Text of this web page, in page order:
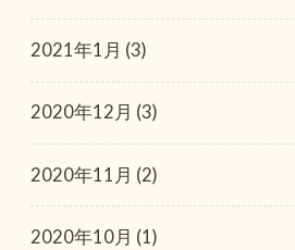
2021年1月 (3)
2020年12月 (3)
2020年11月 (2)
2020年10月 (1)